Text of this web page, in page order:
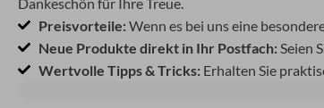
Preisvorteile:Wenn es bei uns eine
Neue Produkte direkt in Ihr Postfach:Seien
Wertvolle Tipps & Tricks:Erhalten Sie